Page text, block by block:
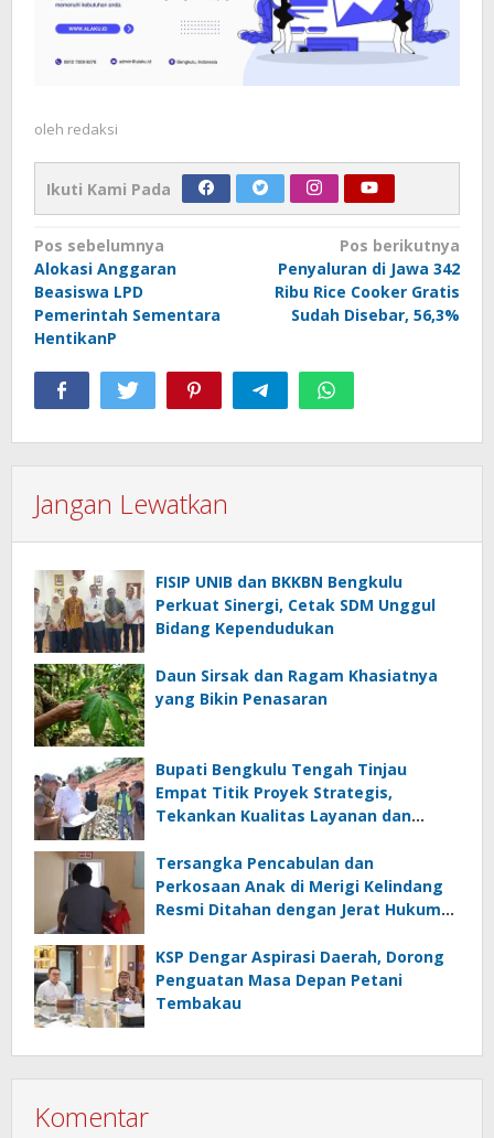
oleh redaksi
Ikuti Kami Pada
Navigasi
pos
Pos sebelumnya
Alokasi Anggaran
Beasiswa LPD
Pemerintah Sementara
HentikanP
Pos berikutnya
Penyaluran di Jawa 342
Ribu Rice Cooker Gratis
Sudah Disebar, 56,3%
Jangan Lewatkan
FISIP UNIB dan BKKBN Bengkulu
Perkuat Sinergi, Cetak SDM Unggul
Bidang Kependudukan
Daun Sirsak dan Ragam Khasiatnya
yang Bikin Penasaran
Bupati Bengkulu Tengah Tinjau
Empat Titik Proyek Strategis,
Tekankan Kualitas Layanan dan
Tersangka Pencabulan dan
Perkosaan Anak di Merigi Kelindang
Resmi Ditahan dengan Jerat Hukum
KSP Dengar Aspirasi Daerah, Dorong
Penguatan Masa Depan Petani
Tembakau
Komentar